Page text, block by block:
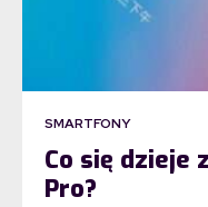
SMARTFONY
Co się dzieje
Pro?